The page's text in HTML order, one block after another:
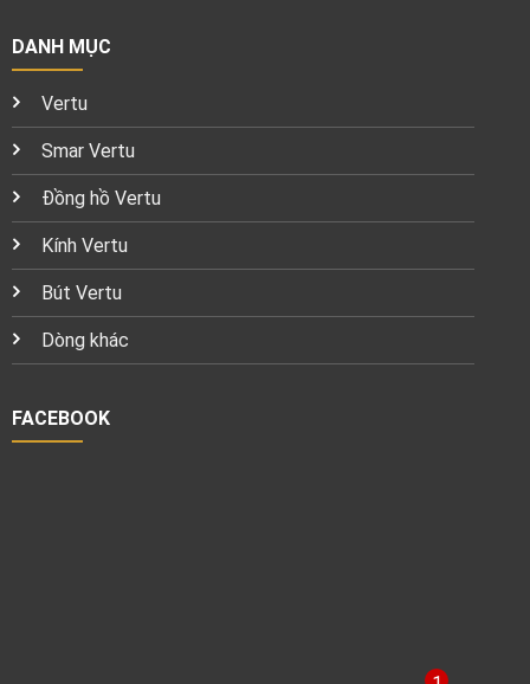
DANH MỤC
Vertu
Smar Vertu
Đồng hồ Vertu
Kính Vertu
Bút Vertu
Dòng khác
FACEBOOK